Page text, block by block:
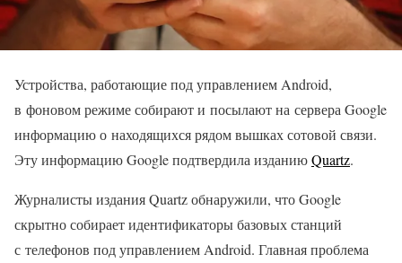
Устройства, работающие под управлением Android,
в фоновом режиме собирают и посылают на сервера Google
информацию о находящихся рядом вышках сотовой связи.
Эту информацию Google подтвердила изданиюQuartz.
Журналисты издания Quartz обнаружили, что Google
скрытно собирает идентификаторы базовых станций
с телефонов под управлением Android. Главная проблема